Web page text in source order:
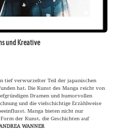
und Kreative
tief verwurzelter Teil der japanischen
hat. Die Kunst des Manga reicht von
Dramen und humorvollen
und die vielschichtige Erzählweise
Manga bieten nicht nur
der Kunst, die Geschichten auf
WANNER